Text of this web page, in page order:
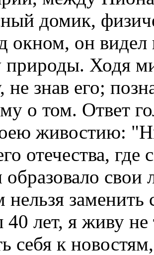
домик,
окном, он
природы. Ходя
не знав его;
о том. Ответ
живостию:
отечества,
образовало
нельзя
лет, я живу не
себя к